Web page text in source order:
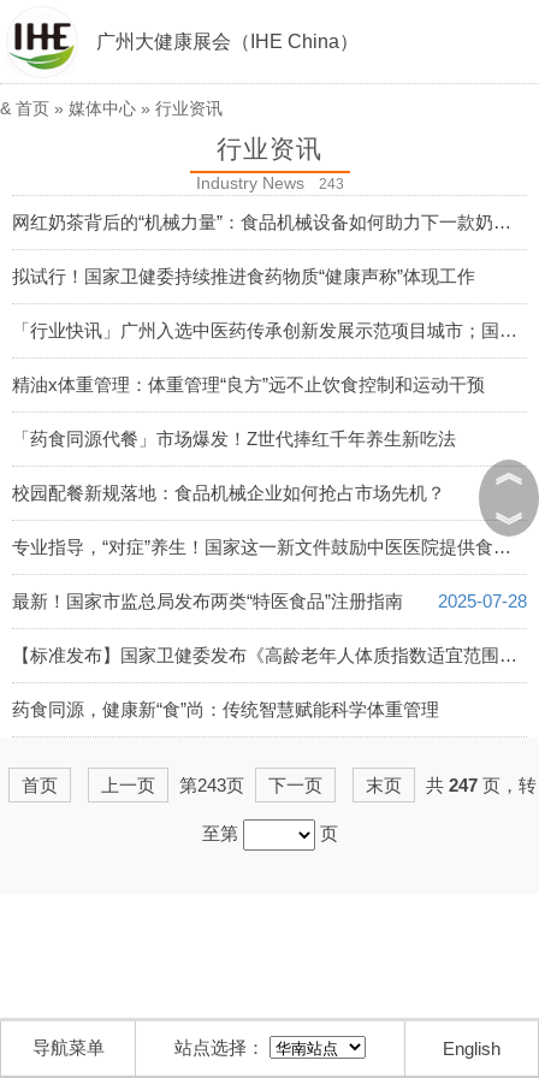
广州大健康展会（IHE China）
& 首页 » 媒体中心 » 行业资讯
行业资讯
Industry News 243
网红奶茶背后的“机械力量”：食品机械设备如何助力下一款奶茶“出圈”？
2025-08-13
拟试行！国家卫健委持续推进食药物质“健康声称”体现工作
2025-08-11
「行业快讯」广州入选中医药传承创新发展示范项目城市；国家积极推进中医大健康产业发展
2025-08-07
精油x体重管理：体重管理“良方”远不止饮食控制和运动干预
2025-08-06
「药食同源代餐」市场爆发！Z世代捧红千年养生新吃法
2025-07-31
校园配餐新规落地：食品机械企业如何抢占市场先机？
2025-07-30
专业指导，“对症”养生！国家这一新文件鼓励中医医院提供食养药膳等健康制品
2025-07-29
最新！国家市监总局发布两类“特医食品”注册指南 2025-07-28
【标准发布】国家卫健委发布《高龄老年人体质指数适宜范围与体重管理》行业标准
药食同源，健康新“食”尚：传统智慧赋能科学体重管理
首页
上一页 第243页 下一页 末页 共 247 页，转
至第 页
︽
︾
导航菜单 站点选择： English